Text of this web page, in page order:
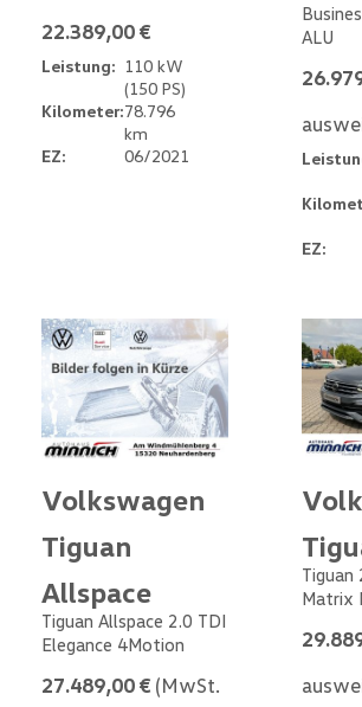
22.389,00 €
Leistung: 110 kW
(150 PS)
Kilometer:78.796
km
EZ:
06/2021
ALU
EZ:
Volkswagen
Tiguan
Allspace
Tiguan Allspace 2.0 TDI
Elegance 4Motion
27.489,00 € (MwSt.
Tiguan
Matrix